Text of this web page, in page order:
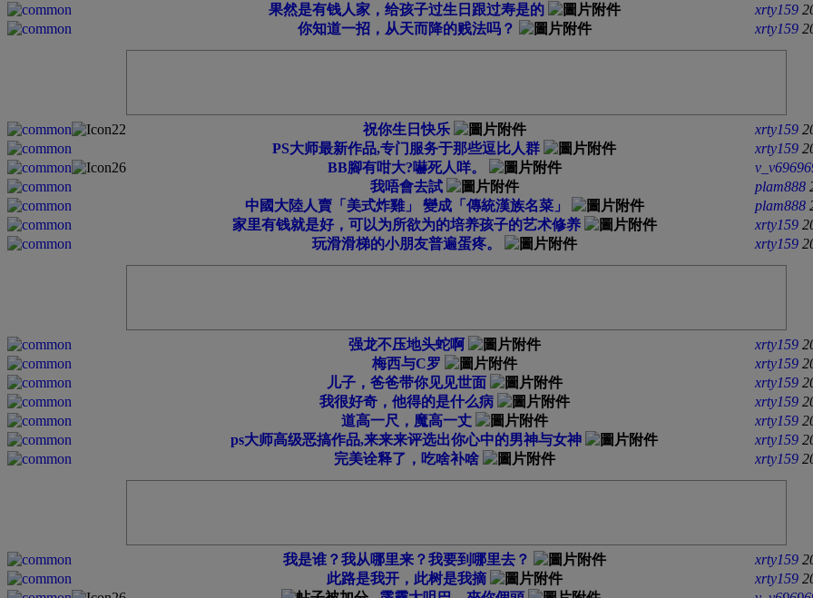
果然是有钱人家，给孩子过生日跟过寿是的
xrty159
你知道一招，从天而降的贱法吗？
xrty159
祝你生日快乐 xrty159
PS大师最新作品,专门服务于那些逗比人群
xrty159
BB腳有咁大?嚇死人咩。
我唔會去試
plam888
中國大陸人賣「美式炸雞」 變成「傳統漢族名菜」
plam888
家里有钱就是好，可以为所欲为的培养孩子的艺术修养
xrty159
玩滑滑梯的小朋友普遍蛋疼。
xrty159
强龙不压地头蛇啊 xrty159
梅西与C罗
xrty159
儿子，爸爸带你见见世面
xrty159
我很好奇，他得的是什么病
xrty159
道高一尺，魔高一丈
xrty159
ps大师高级恶搞作品,来来来评选出你心中的男神与女神
xrty159
完美诠释了，吃啥补啥
xrty159
我是谁？我从哪里来？我要到哪里去？ xrty159
此路是我开，此树是我摘
xrty159